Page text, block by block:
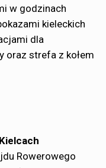
w godzinach
kieleckich
dla
oraz strefa z kołem
Rowerowego